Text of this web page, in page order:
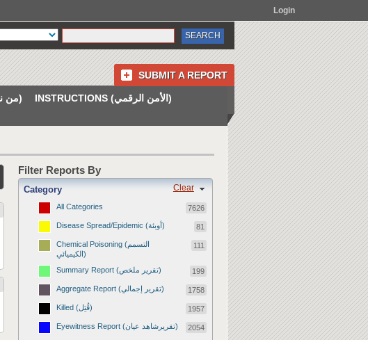
Login
SUBMIT A REPORT
ABOUT US (من نحن)
INSTRUCTIONS (الأمن الرقمي)
Filter Reports By
Clear
Category
All Categories 7626
Disease Spread/Epidemic (أوبئة) 81
Chemical Poisoning (التسمم
الكيميائي)
111
Summary Report (تقرير ملخص) 199
Aggregate Report (تقرير إجمالي) 1758
Killed (قُتِل) 1957
Eyewitness Report (تقريرشاهد عيان) 2054